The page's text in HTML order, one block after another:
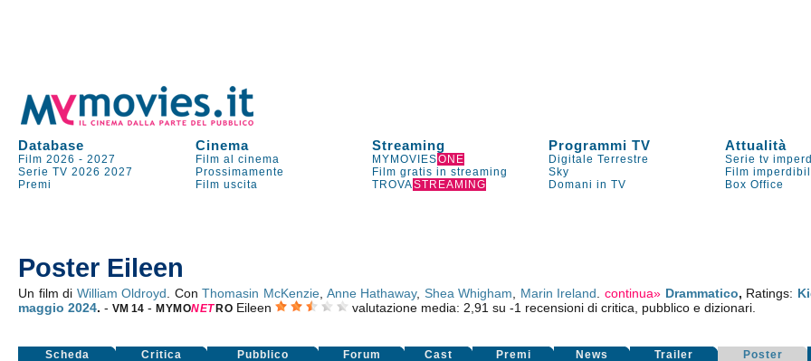
Database Cinema Streaming Programmi TV Attualità
Film 2026 -2027 Film al cinema MYMOVIESONE Digitale Terrestre Serie tv
Serie TV 2026 2027 Prossimamente Film gratis in streaming Sky Film
Premi
Film uscita TROVASTREAMING Domani in TV Box Office
Poster Eileen
Un film di William Oldroyd . ConThomasin McKenzie Anne Hathaway, Shea Whigham Marin Ireland continua» Drammatico, Ratings:
maggio 2024.-VM 14 -MYMONET RO Eileen valutazione media: 2,91 su -1 recensioni di critica, pubblico e dizionari.
Scheda Critica Pubblico Forum Cast Premi News Trailer Poster